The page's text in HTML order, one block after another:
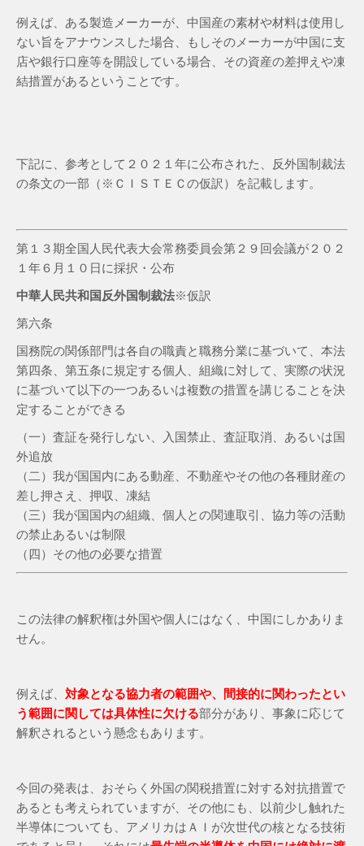
例えば、ある製造メーカーが、中国産の素材や材料は使用し
ない旨をアナウンスした場合、もしそのメーカーが中国に支
店や銀行口座等を開設している場合、その資産の差押えや凍
結措置があるということです。
下記に、参考として２０２１年に公布された、反外国制裁法
の条文の一部（※ＣＩＳＴＥＣの仮訳）を記載します。
第１３期全国人民代表大会常務委員会第２９回会議が２０２
１年６月１０日に採択・公布
中華人民共和国反外国制裁法※仮訳
第六条
国務院の関係部門は各自の職責と職務分業に基づいて、本法
第四条、第五条に規定する個人、組織に対して、実際の状況
に基づいて以下の一つあるいは複数の措置を講じることを決
定することができる
（一）査証を発行しない、入国禁止、査証取消、あるいは国
外追放
（二）我が国国内にある動産、不動産やその他の各種財産の
差し押さえ、押収、凍結
（三）我が国国内の組織、個人との関連取引、協力等の活動
の禁止あるいは制限
（四）その他の必要な措置
この法律の解釈権は外国や個人にはなく、中国にしかありま
せん。
例えば、 対象となる協力者の範囲や、間接的に関わったとい
う範囲に関しては具体性に欠ける部分があり、事象に応じて
解釈されるという懸念もあります。
今回の発表は、おそらく外国の関税措置に対する対抗措置で
あるとも考えられていますが、その他にも、以前少し触れた
半導体についても、アメリカはＡＩが次世代の核となる技術